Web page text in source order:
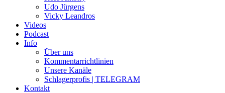
Udo Jürgens
Vicky Leandros
Videos
Podcast
Info
Über uns
Kommentarrichtlinien
Unsere Kanäle
Schlagerprofis | TELEGRAM
Kontakt